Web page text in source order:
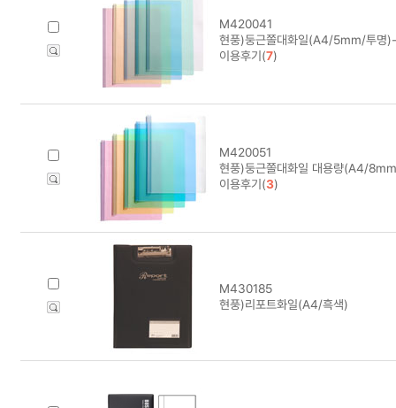
M420041
현풍)둥근쫄대화일(A4/5mm/투명
이용후기(7)
M420051
현풍)둥근쫄대화일 대용량(A4/
이용후기(3)
M430185
현풍)리포트화일(A4/흑색)